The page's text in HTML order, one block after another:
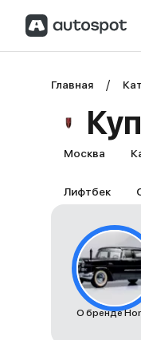
Главная
Москва
Лифтбек